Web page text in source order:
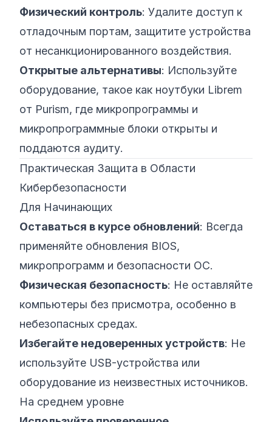
Физический контроль: Удалите доступ к
отладочным портам, защитите устройства
от несанкционированного воздействия.
Открытые альтернативы: Используйте
оборудование, такое как ноутбуки Librem
от Purism, где микропрограммы и
микропрограммные блоки открыты и
поддаются аудиту.
Практическая Защита в Области
Кибербезопасности
Для Начинающих
Оставаться в курсе обновлений: Всегда
применяйте обновления BIOS,
микропрограмм и безопасности ОС.
Физическая безопасность: Не оставляйте
компьютеры без присмотра, особенно в
небезопасных средах.
Избегайте недоверенных устройств: Не
используйте USB-устройства или
оборудование из неизвестных источников.
На среднем уровне